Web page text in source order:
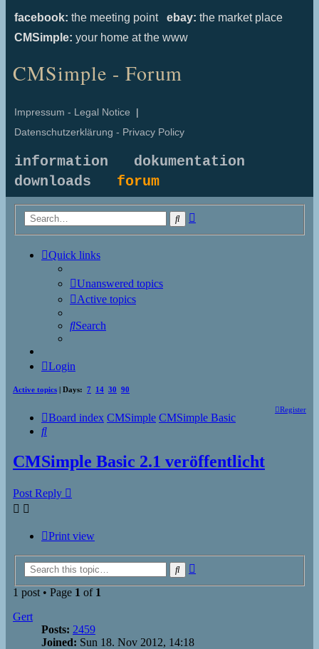
facebook: the meeting point ebay: the market place
CMSimple: your home at the www
CMSimple - Forum
Impressum - Legal Notice |
Datenschutzerklärung - Privacy Policy
information
dokumentation
downloads forum
Search
Quick links
Unanswered topics
Active topics
Search
Login
Active topics | Days: 7 14 30 90
Register
Board index CMSimple CMSimple Basic
Search
CMSimple Basic 2.1 veröffentlicht
Post Reply
Print view
Search
1 post • Page 1 of 1
Gert
Posts: 2459
Joined: Sun 18. Nov 2012, 14:18